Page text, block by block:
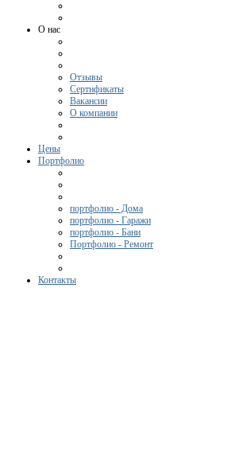
О нас
Отзывы
Сертификаты
Вакансии
О компании
Цены
Портфолио
портфолио - Дома
портфолио - Гаражи
портфолио - Бани
Портфолио - Ремонт
Контакты